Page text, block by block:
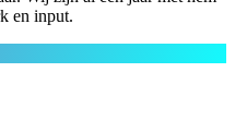
en input.